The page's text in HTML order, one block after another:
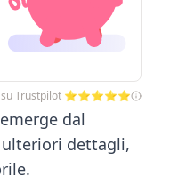
su Trustpilot ⭐⭐⭐⭐⭐
dal
ulteriori dettagli,